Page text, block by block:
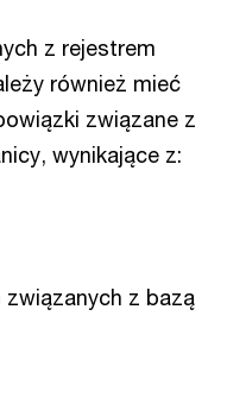
z rejestrem
również mieć
związane z
wynikające z:
z bazą